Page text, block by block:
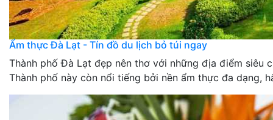
Ẩm thực Đà Lạt - Tín đồ du lịch bỏ túi ngay
Thành phố Đà Lạt đẹp nên thơ với những địa điểm siêu
Thành phố này còn nổi tiếng bởi nền ẩm thực đa dạng,